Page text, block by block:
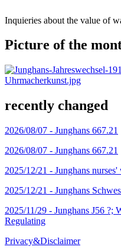
Inquieries about the value of
Picture of the
recently changed
2026/08/07 - Junghans 667.21
2026/08/07 - Junghans 667.21
2025/12/21 - Junghans nurses'
2025/12/21 - Junghans
2025/11/29 - Junghans J56 ?;
Regulating
Privacy&Disclaimer